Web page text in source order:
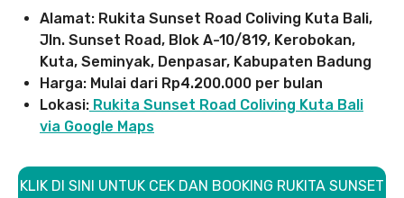
Alamat: Rukita Sunset Road Coliving Kuta Bali,
Jln. Sunset Road, Blok A-10/819, Kerobokan,
Kuta, Seminyak, Denpasar, Kabupaten Badung
Harga: Mulai dari Rp4.200.000 per bulan
Lokasi: Rukita Sunset Road Coliving Kuta Bali
via Google Maps
KLIK DI SINI UNTUK CEK DAN BOOKING RUKITA SUNSET